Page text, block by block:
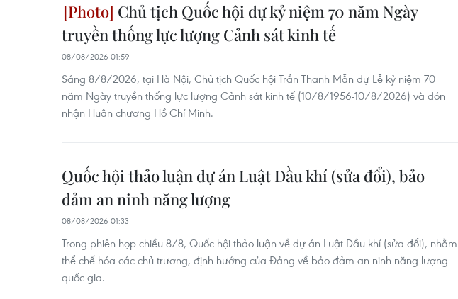
Chủ tịch Quốc hội dự kỷ niệm 70 năm Ngày
truyền thống lực lượng Cảnh sát kinh tế
08/08/2026 01:59
Sáng 8/8/2026, tại Hà Nội, Chủ tịch Quốc hội Trần Thanh Mẫn dự Lễ kỷ niệm 70
năm Ngày truyền thống lực lượng Cảnh sát kinh tế (10/8/1956-10/8/2026) và đón
nhận Huân chương Hồ Chí Minh.
Quốc hội thảo luận dự án Luật Dầu khí (sửa đổi), bảo
đảm an ninh năng lượng
08/08/2026 01:33
Trong phiên họp chiều 8/8, Quốc hội thảo luận về dự án Luật Dầu khí (sửa đổi), nhằm
thể chế hóa các chủ trương, định hướng của Đảng về bảo đảm an ninh năng lượng
quốc gia.